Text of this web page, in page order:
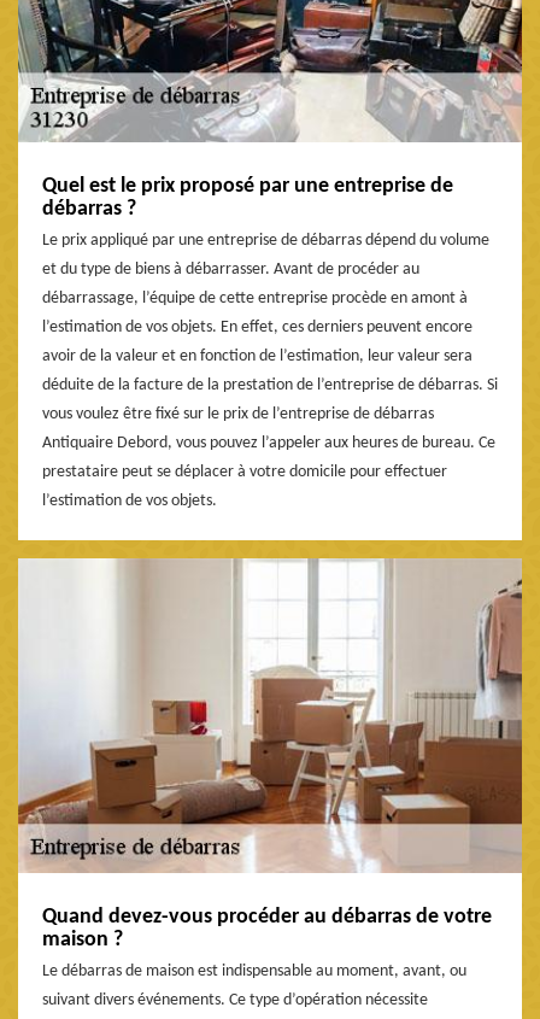
Quel est le prix proposé par une entreprise de
débarras ?
Le prix appliqué par une entreprise de débarras dépend du volume
et du type de biens à débarrasser. Avant de procéder au
débarrassage, l’équipe de cette entreprise procède en amont à
l’estimation de vos objets. En effet, ces derniers peuvent encore
avoir de la valeur et en fonction de l’estimation, leur valeur sera
déduite de la facture de la prestation de l’entreprise de débarras. Si
vous voulez être fixé sur le prix de l’entreprise de débarras
Antiquaire Debord, vous pouvez l’appeler aux heures de bureau. Ce
prestataire peut se déplacer à votre domicile pour effectuer
l’estimation de vos objets.
Quand devez-vous procéder au débarras de votre
maison ?
Le débarras de maison est indispensable au moment, avant, ou
suivant divers événements. Ce type d’opération nécessite